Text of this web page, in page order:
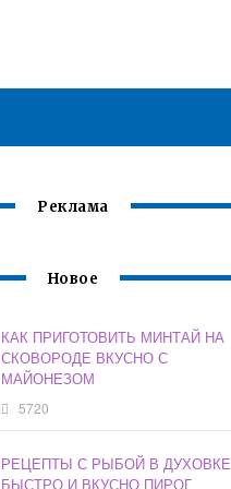
Реклама
Новое
КАК ПРИГОТОВИТЬ МИНТАЙ НА
СКОВОРОДЕ ВКУСНО С
МАЙОНЕЗОМ
5720
РЕЦЕПТЫ С РЫБОЙ В ДУХОВКЕ
БЫСТРО И ВКУСНО ПИРОГ